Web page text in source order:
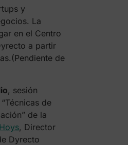
y
La
en el Centro
a partir
de
, sesión
de
de la
, Director
Dyrecto